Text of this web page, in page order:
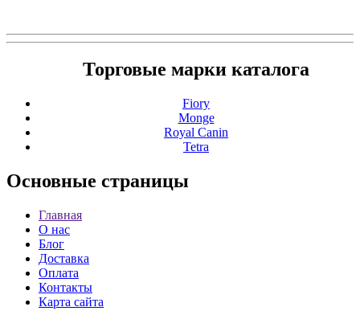
Торговые марки каталога
Fiory
Monge
Royal Canin
Tetra
Основные страницы
Главная
О нас
Блог
Доставка
Оплата
Контакты
Карта сайта